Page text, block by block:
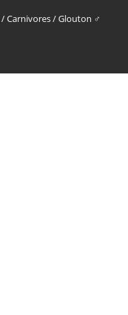
/Carnivores/Glouton ♂